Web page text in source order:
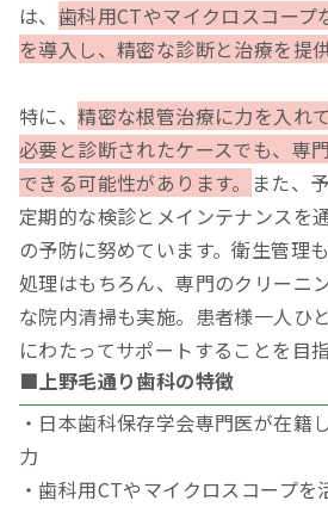
は、 歯科用CTやマイクロスコー
を導入し、精密な診断と治療を提
特に、精密な根管治療に力を入れ
必要と診断されたケースでも、専
できる可能性があります。 また、
定期的な検診とメインテナンスを
の予防に努めています。衛生管理
処理はもちろん、専門のクリーニ
な院内清掃も実施。患者様一人ひ
にわたってサポートすることを目
■上野毛通り歯科の特徴
・日本歯科保存学会専門医が在籍
力
・歯科用CTやマイクロスコープを